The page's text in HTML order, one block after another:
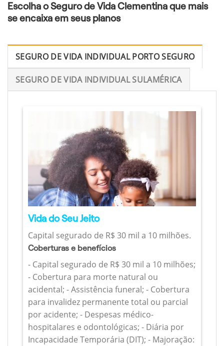
Escolha o Seguro de Vida Clementina que mais
se encaixa em seus planos
SEGURO DE VIDA INDIVIDUAL PORTO SEGURO
SEGURO DE VIDA INDIVIDUAL SULAMÉRICA
Vida do Seu Jeito
Capital segurado de R$ 30 mil a 10 milhões.
Coberturas e benefícios
- Capital segurado de R$ 30 mil a 10 milhões;
- Cobertura para morte natural ou
acidental; - Assistência funeral; - Cobertura
para invalidez permanente total ou parcial
por acidente; - Despesas médico-
hospitalares e odontológicas; - Diária por
Incapacidade Temporária (DIT); - Majoração: